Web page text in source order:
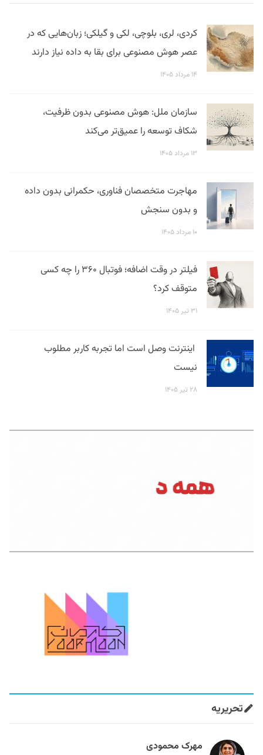
کردی، لری، بلوچی، لکی و گیلکی؛ زبان‌هایی که در
عصر هوش مصنوعی برای بقا به داده نیاز دارند
۱۴ مرداد ۱۴۰۵
سازمان ملل: هوش مصنوعی بدون ظرفیت،
شکاف توسعه را عمیق‌تر می‌کند
۱۳ مرداد ۱۴۰۵
مهاجرت متخصصان فناوری، حکمرانی بدون داده
و بدون سنجش
۱۰ مرداد ۱۴۰۵
فیلتر در وقت اضافه؛ فوتبال ۳۶۰ را چه کسی
متوقف کرد؟
۳۱ تیر ۱۴۰۵
اینترنت وصل است اما تجربه کاربر مطلوب
نیست
۲۸ تیر ۱۴۰۵
تحریریه
مهرک محمودی